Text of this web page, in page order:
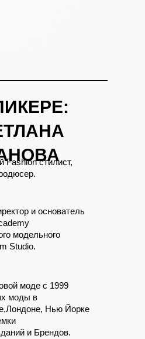
стилист,
и основатель
модельного
Studio.
моде с 1999
моды в
Нью Йорке
и Брендов.